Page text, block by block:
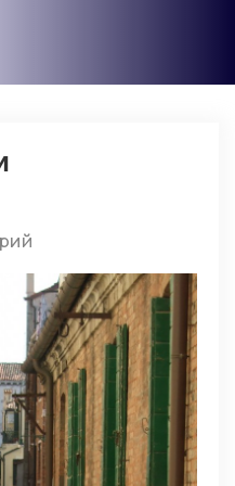
Доктор
Лоретти